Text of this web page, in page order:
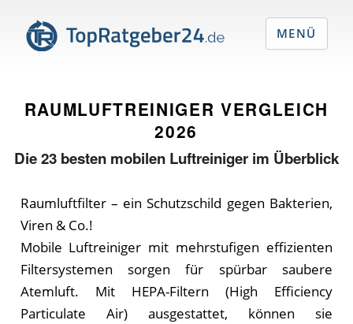
RAUMLUFTREINIGER VERGLEICH
2026
Die23 besten mobilen Luftreiniger im Überblick
Raumluftfilter – ein Schutzschild gegen Bakterien,
Viren & Co.!
Mobile Luftreiniger mit mehrstufigen effizienten
Filtersystemen sorgen für spürbar saubere
Atemluft. Mit HEPA-Filtern (High Efficiency
Particulate Air) ausgestattet, können sie
MENÜ